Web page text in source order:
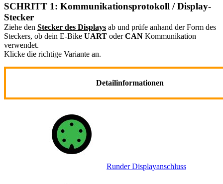
SCHRITT 1: Kommunikationsprotokoll / Display-
Stecker
Ziehe den Stecker des Displays ab und prüfe anhand der Form des
Steckers, ob dein E-Bike UART oderCAN Kommunikation
verwendet.
Klicke die richtige Variante an.
Detailinformationen
Runder Displayanschluss